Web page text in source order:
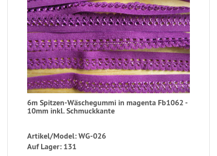
6m Spitzen-Wäschegummi in magenta Fb1062 -
10mm inkl. Schmuckkante
Artikel/Model: WG-026
Auf Lager: 131